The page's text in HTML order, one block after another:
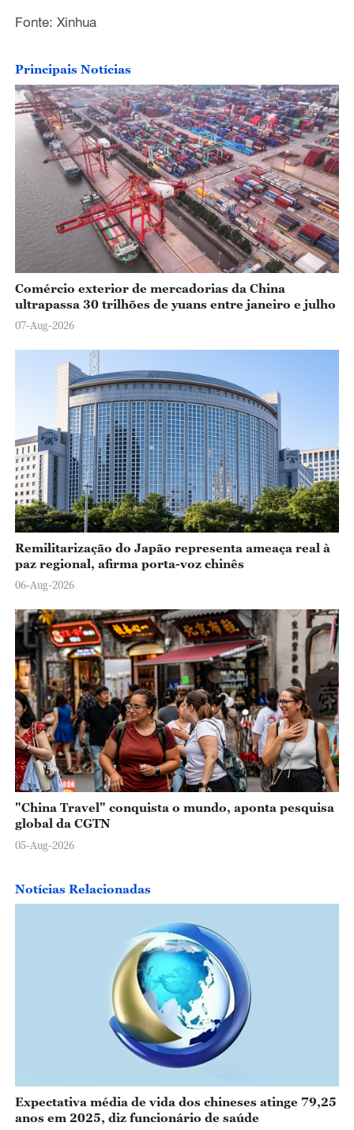
Fonte: Xinhua
Principais Notícias
Comércio exterior de mercadorias da China
ultrapassa 30 trilhões de yuans entre janeiro e julho
07-Aug-2026
Remilitarização do Japão representa ameaça real à
paz regional, afirma porta-voz chinês
06-Aug-2026
"China Travel" conquista o mundo, aponta pesquisa
global da CGTN
05-Aug-2026
Notícias Relacionadas
Expectativa média de vida dos chineses atinge 79,25
anos em 2025, diz funcionário de saúde